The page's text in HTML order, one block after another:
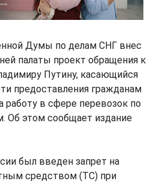
Думы по делам СНГ внес
палаты проект обращения к
Путину, касающийся
предоставления гражданам
работу в сфере перевозок по
Об этом сообщает издание
был введен запрет на
средством (ТС) при